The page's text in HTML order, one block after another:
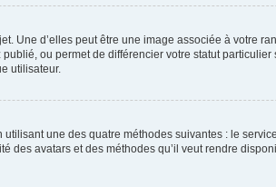
Une d’elles peut être une image associée à votre
ou permet de différencier votre statut particulier
utilisateur.
une des quatre méthodes suivantes : le
des avatars et des méthodes qu’il veut rendre